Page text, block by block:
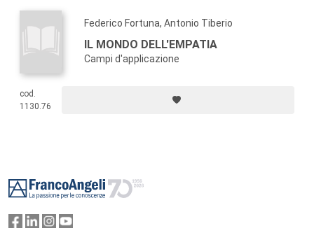
Federico Fortuna, Antonio Tiberio
IL MONDO DELL'EMPATIA
Campi d'applicazione
cod.
1130.76